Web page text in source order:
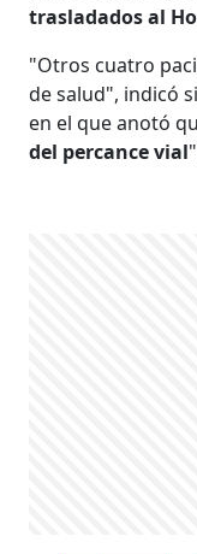
trasladados al
"Otros cuatro
de salud", indicó
en el que anotó
del percance vial